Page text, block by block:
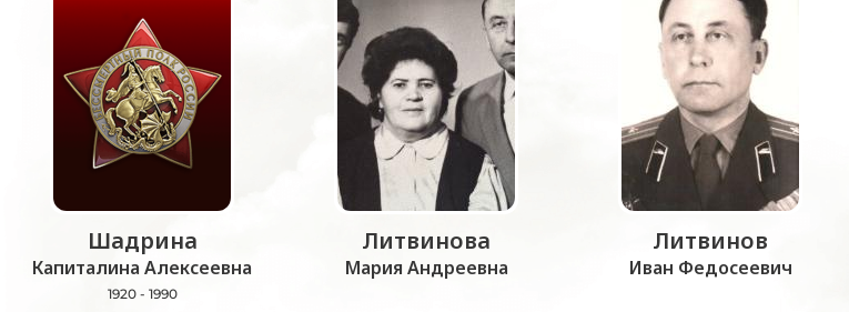
Шадрина
Капиталина Алексеевна
1920 - 1990
Литвинова
Мария Андреевна
Литвинов
Иван Федосеевич